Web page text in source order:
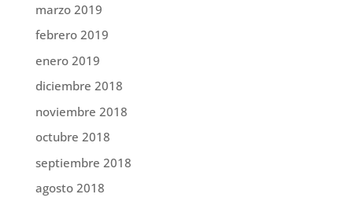
marzo 2019
febrero 2019
enero 2019
diciembre 2018
noviembre 2018
octubre 2018
septiembre 2018
agosto 2018